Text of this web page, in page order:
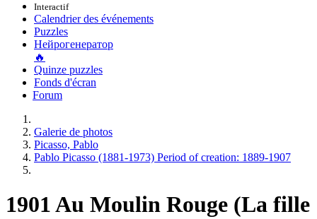
Interactif
Calendrier des événements
Puzzles
Нейрогенератор
🔥
Quinze puzzles
Fonds d'écran
Forum
Galerie de photos
Picasso, Pablo
Pablo Picasso (1881-1973) Period of creation: 1889-1907
1901 Au Moulin Rouge (La fille